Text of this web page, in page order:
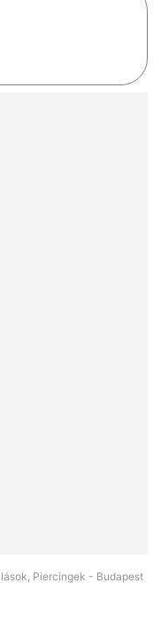
Piercingek - Budapest